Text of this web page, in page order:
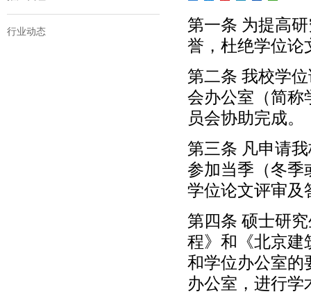
行业动态
第一条 为提高
誉，杜绝学位论
第二条 我校学
会办公室（简称
员会协助完成。
第三条 凡申请
参加当季（冬季
学位论文评审及
第四条 硕士研
程》和《北京建
和学位办公室的
办公室，进行